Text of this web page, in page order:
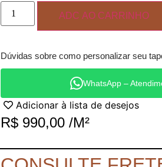
ADC AO CARRINHO
Dúvidas sobre como personalizar seu
WhatsApp –
Adicionar à lista de desejos
R$ 990,00 /M²